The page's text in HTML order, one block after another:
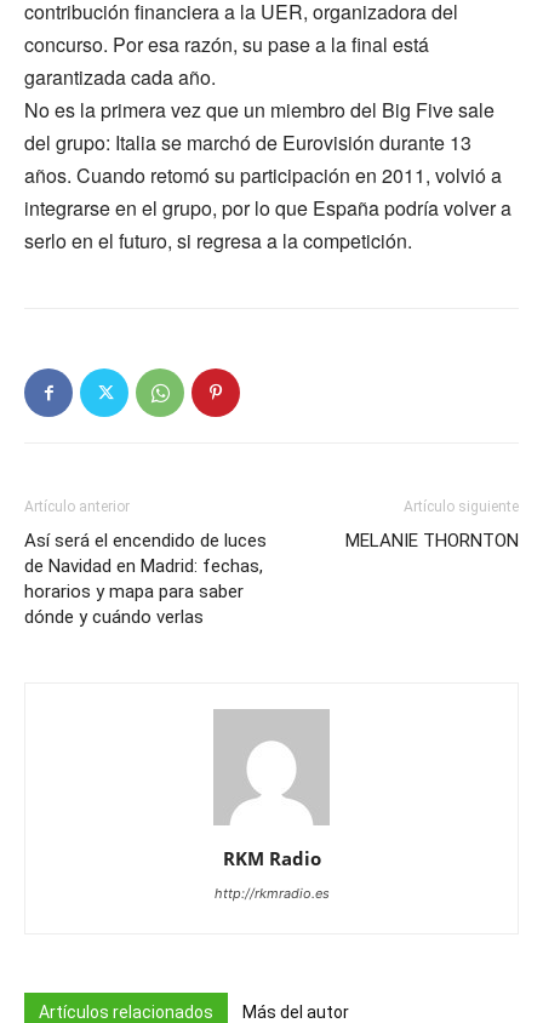
contribución financiera a la UER, organizadora del
concurso. Por esa razón, su pase a la final está
garantizada cada año.
No es la primera vez que un miembro del Big Five sale
del grupo: Italia se marchó de Eurovisión durante 13
años. Cuando retomó su participación en 2011, volvió a
integrarse en el grupo, por lo que España podría volver a
serlo en el futuro, si regresa a la competición.
Artículo anterior
Así será el encendido de luces
de Navidad en Madrid: fechas,
horarios y mapa para saber
dónde y cuándo verlas
Artículo siguiente
MELANIE THORNTON
RKM Radio
http://rkmradio.es
Artículos relacionados Más del autor